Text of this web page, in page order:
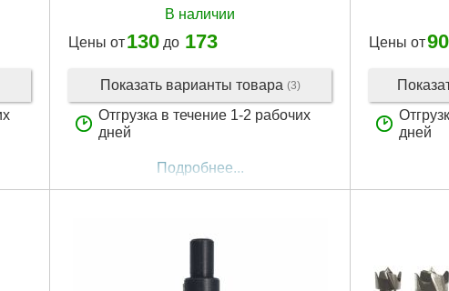
В наличии
Цены от130 до 173
Показать варианты товара (3)
Отгрузка в течение 1-2 рабочих
дней
Подробнее...
Цены от90
дней